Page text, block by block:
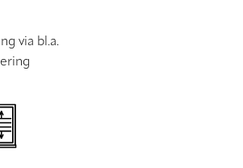
via bl.a.